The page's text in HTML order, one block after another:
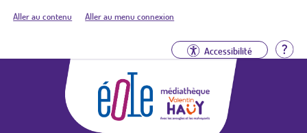
Aller au contenu Aller au menu connexion
Accessibilité